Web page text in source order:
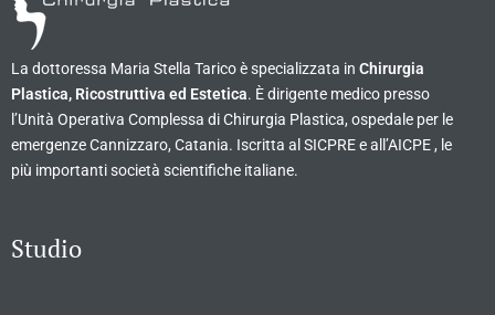
La dottoressa Maria Stella Tarico è specializzata in Chirurgia
Plastica, Ricostruttiva ed Estetica. È dirigente medico presso
l’Unità Operativa Complessa di Chirurgia Plastica, ospedale per le
emergenze Cannizzaro, Catania. Iscritta al SICPRE e all’AICPE , le
più importanti società scientifiche italiane.
Studio